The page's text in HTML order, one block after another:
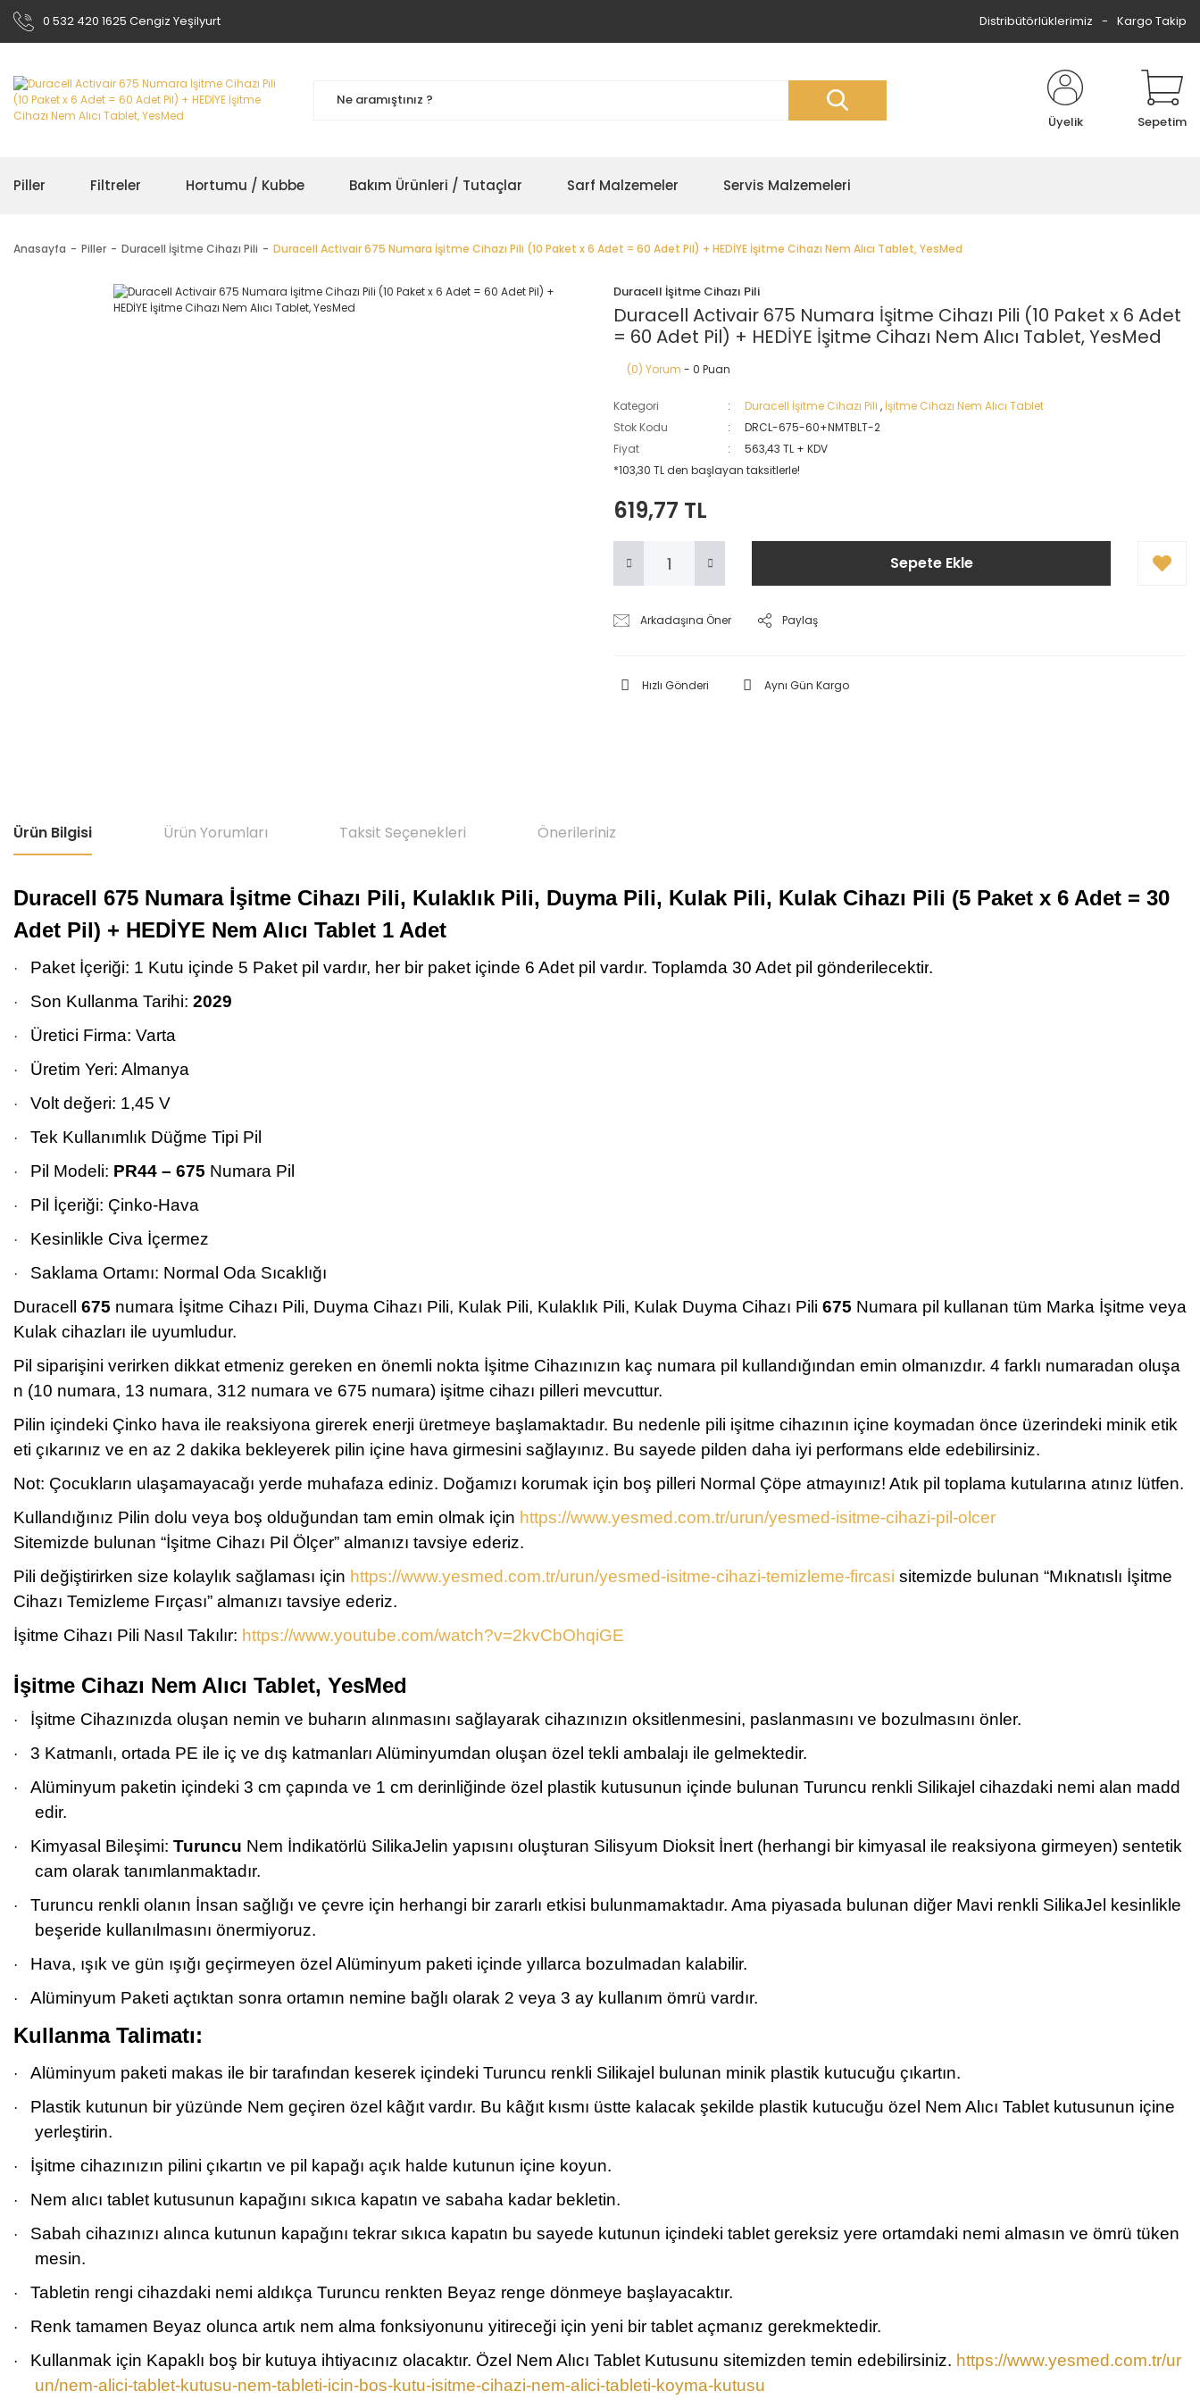
0 532 420 1625 Cengiz Yeşilyurt Distribütörlüklerimiz Kargo Takip
Üyelik Sepetim
Piller Filtreler Hortumu / Kubbe Bakım Ürünleri / Tutaçlar Sarf Malzemeler Servis Malzemeleri
Anasayfa Piller Duracell İşitme Cihazı Pili Duracell Activair 675 Numara İşitme Cihazı Pili (10 Paket x 6 Adet = 60 Adet Pil) + HEDİYE İşitme Cihazı Nem Alıcı Tablet, YesMed
Duracell İşitme Cihazı Pili
Duracell Activair 675 Numara İşitme Cihazı Pili (10 Paket x 6 Adet
= 60 Adet Pil) + HEDİYE İşitme Cihazı Nem Alıcı Tablet, YesMed
(0) Yorum - 0 Puan
Kategori Duracell İşitme Cihazı Pili , İşitme Cihazı Nem Alıcı Tablet
Stok Kodu
DRCL-675-60+NMTBLT-2
Fiyat
563,43 TL + KDV
*103,30 TL den başlayan taksitlerle!
619,77 TL
Sepete Ekle
Arkadaşına Öner Paylaş
Hızlı Gönderi Aynı Gün Kargo
Ürün Bilgisi Ürün Yorumları Taksit Seçenekleri Önerileriniz
Duracell 675 Numara İşitme Cihazı Pili, Kulaklık Pili, Duyma Pili, Kulak Pili, Kulak Cihazı Pili (5 Paket x 6 Adet = 30
Adet Pil) + HEDİYE Nem Alıcı Tablet 1 Adet
· Paket İçeriği: 1 Kutu içinde 5 Paket pil vardır, her bir paket içinde 6 Adet pil vardır. Toplamda 30 Adet pil gönderilecektir.
· Son Kullanma Tarihi: 2029
· Üretici Firma: Varta
· Üretim Yeri: Almanya
· Volt değeri: 1,45 V
· Tek Kullanımlık Düğme Tipi Pil
· Pil Modeli: PR44 – 675 Numara Pil
· Pil İçeriği: Çinko-Hava
· Kesinlikle Civa İçermez
·
Saklama Ortamı: Normal Oda Sıcaklığı
Duracell 675 numara İşitme Cihazı Pili, Duyma Cihazı Pili, Kulak Pili, Kulaklık Pili, Kulak Duyma Cihazı Pili 675 Numara pil kullanan tüm Marka İşitme veya
Kulak cihazları ile uyumludur.
Pil siparişini verirken dikkat etmeniz gereken en önemli nokta İşitme Cihazınızın kaç numara pil kullandığından emin olmanızdır. 4 farklı numaradan oluşa
n (10 numara, 13 numara, 312 numara ve 675 numara) işitme cihazı pilleri mevcuttur.
Pilin içindeki Çinko hava ile reaksiyona girerek enerji üretmeye başlamaktadır. Bu nedenle pili işitme cihazının içine koymadan önce üzerindeki minik etik
eti çıkarınız ve en az 2 dakika bekleyerek pilin içine hava girmesini sağlayınız. Bu sayede pilden daha iyi performans elde edebilirsiniz.
Not: Çocukların ulaşamayacağı yerde muhafaza ediniz. Doğamızı korumak için boş pilleri Normal Çöpe atmayınız! Atık pil toplama kutularına atınız lütfen.
Kullandığınız Pilin dolu veya boş olduğundan tam emin olmak için https://www.yesmed.com.tr/urun/yesmed-isitme-cihazi-pil-olcer
Sitemizde bulunan “İşitme Cihazı Pil Ölçer” almanızı tavsiye ederiz.
Pili değiştirirken size kolaylık sağlaması için https://www.yesmed.com.tr/urun/yesmed-isitme-cihazi-temizleme-fircasi sitemizde bulunan “Mıknatıslı İşitme
Cihazı Temizleme Fırçası” almanızı tavsiye ederiz.
İşitme Cihazı Pili Nasıl Takılır: https://www.youtube.com/watch?v=2kvCbOhqiGE
İşitme Cihazı Nem Alıcı Tablet, YesMed
· İşitme Cihazınızda oluşan nemin ve buharın alınmasını sağlayarak cihazınızın oksitlenmesini, paslanmasını ve bozulmasını önler.
· 3 Katmanlı, ortada PE ile iç ve dış katmanları Alüminyumdan oluşan özel tekli ambalajı ile gelmektedir.
·
Alüminyum paketin içindeki 3 cm çapında ve 1 cm derinliğinde özel plastik kutusunun içinde bulunan Turuncu renkli Silikajel cihazdaki nemi alan madd
edir.
· Kimyasal Bileşimi: Turuncu Nem İndikatörlü SilikaJelin yapısını oluşturan Silisyum Dioksit İnert (herhangi bir kimyasal ile reaksiyona girmeyen) sentetik
cam olarak tanımlanmaktadır.
·
Turuncu renkli olanın İnsan sağlığı ve çevre için herhangi bir zararlı etkisi bulunmamaktadır. Ama piyasada bulunan diğer Mavi renkli SilikaJel kesinlikle
beşeride kullanılmasını önermiyoruz.
· Hava, ışık ve gün ışığı geçirmeyen özel Alüminyum paketi içinde yıllarca bozulmadan kalabilir.
· Alüminyum Paketi açtıktan sonra ortamın nemine bağlı olarak 2 veya 3 ay kullanım ömrü vardır.
Kullanma Talimatı:
· Alüminyum paketi makas ile bir tarafından keserek içindeki Turuncu renkli Silikajel bulunan minik plastik kutucuğu çıkartın.
·
Plastik kutunun bir yüzünde Nem geçiren özel kâğıt vardır. Bu kâğıt kısmı üstte kalacak şekilde plastik kutucuğu özel Nem Alıcı Tablet kutusunun içine
yerleştirin.
· İşitme cihazınızın pilini çıkartın ve pil kapağı açık halde kutunun içine koyun.
· Nem alıcı tablet kutusunun kapağını sıkıca kapatın ve sabaha kadar bekletin.
·
Sabah cihazınızı alınca kutunun kapağını tekrar sıkıca kapatın bu sayede kutunun içindeki tablet gereksiz yere ortamdaki nemi almasın ve ömrü tüken
mesin.
· Tabletin rengi cihazdaki nemi aldıkça Turuncu renkten Beyaz renge dönmeye başlayacaktır.
· Renk tamamen Beyaz olunca artık nem alma fonksiyonunu yitireceği için yeni bir tablet açmanız gerekmektedir.
· Kullanmak için Kapaklı boş bir kutuya ihtiyacınız olacaktır. Özel Nem Alıcı Tablet Kutusunu sitemizden temin edebilirsiniz. https://www.yesmed.com.tr/ur
un/nem-alici-tablet-kutusu-nem-tableti-icin-bos-kutu-isitme-cihazi-nem-alici-tableti-koyma-kutusu